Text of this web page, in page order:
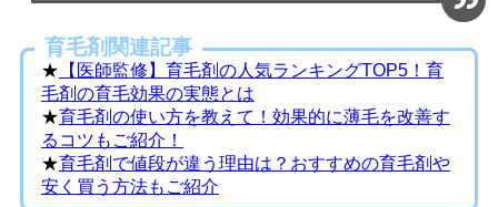
育毛剤関連記事
★ 【医師監修】育毛剤の人気ランキングTOP5！育
毛剤の育毛効果の実態とは
★育毛剤の使い方を教えて！効果的に薄毛を改善す
るコツもご紹介！
★育毛剤で値段が違う理由は？おすすめの育毛剤や
安く買う方法もご紹介